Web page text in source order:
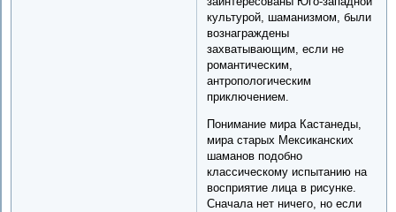
культурой, шаманизмом, были
вознаграждены
захватывающим, если не
романтическим,
антропологическим
приключением.
Понимание мира Кастанеды,
мира старых Мексиканских
шаманов подобно
классическому испытанию на
восприятие лица в рисунке.
Сначала нет ничего, но если